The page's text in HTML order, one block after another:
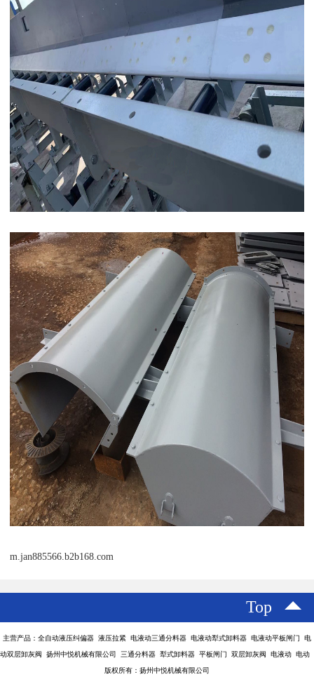
m.jan885566.b2b168.com
Top
主营产品：全自动液压纠偏器 液压拉紧 电液动三通分料器 电液动犁式卸料器 电液动平板闸门 电
动双层卸灰阀 扬州中悦机械有限公司 三通分料器 犁式卸料器 平板闸门 双层卸灰阀 电液动 电动
版权所有：扬州中悦机械有限公司